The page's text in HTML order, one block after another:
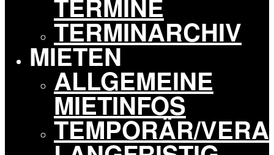
TERMINARCHIV
MIETEN
ALLGEMEINE
MIETINFOS
TEMPORÄR/